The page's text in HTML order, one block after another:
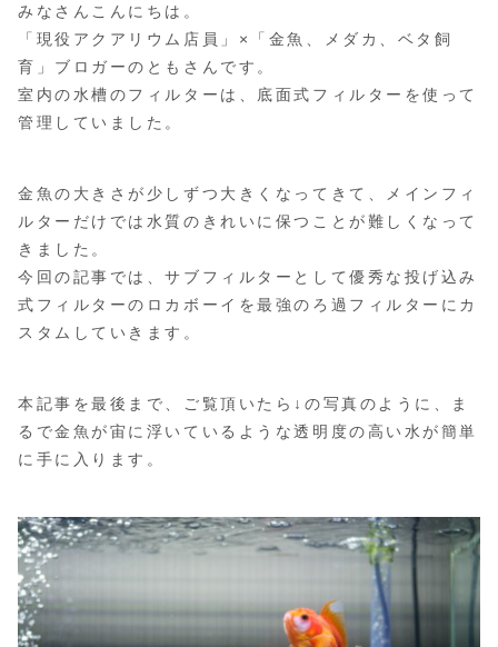
みなさんこんにちは。
「現役アクアリウム店員」×「金魚、メダカ、ベタ飼
育」ブロガーのともさんです。
室内の水槽のフィルターは、底面式フィルターを使って
管理していました。
金魚の大きさが少しずつ大きくなってきて、メインフィ
ルターだけでは水質のきれいに保つことが難しくなって
きました。
今回の記事では、サブフィルターとして優秀な投げ込み
式フィルターのロカボーイを最強のろ過フィルターにカ
スタムしていきます。
本記事を最後まで、ご覧頂いたら↓の写真のように、ま
るで金魚が宙に浮いているような透明度の高い水が簡単
に手に入ります。